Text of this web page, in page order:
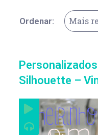
Ordenar: Mais
Silhouette –